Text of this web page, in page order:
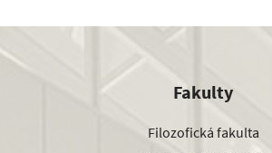
Fakulty
Filozofická fakulta